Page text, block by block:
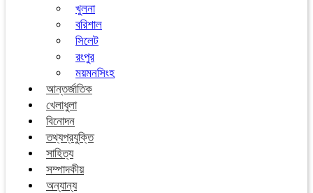
খুলনা
বরিশাল
সিলেট
রংপুর
ময়মনসিংহ
আন্তর্জাতিক
খেলাধুলা
বিনোদন
তথ্যপ্রযুক্তি
সাহিত্য
সম্পাদকীয়
অন্যান্য